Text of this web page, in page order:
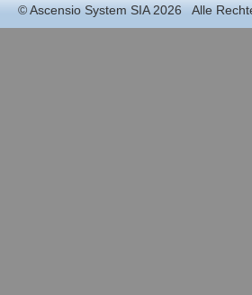
©Ascensio System SIA2026 Alle